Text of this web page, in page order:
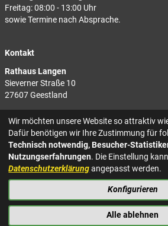
Freitag: 08:00 - 13:00 Uhr
sowie Termine nach Absprache.
Kontakt
Rathaus Langen
Sieverner Straße 10
27607 Geestland
Rathaus Bad Bederkesa
Am Markt 8
27624 Geestland
Tel.: 04743 937-2300
KONTAKT
IMPRESSUM
DATENSCHUTZ
Wir möchten unsere Website so attraktiv
Dafür benötigen wir Ihre Zustimmung für
Technisch notwendig, Besucher-
Nutzungserfahrungen. Die Einstellung
Datenschutzerklärungangepasst werden.
Konfigurieren
Alle ablehnen